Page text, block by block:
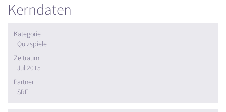
Kerndaten
Kategorie
Quizspiele
Zeitraum
Jul 2015
Partner
SRF